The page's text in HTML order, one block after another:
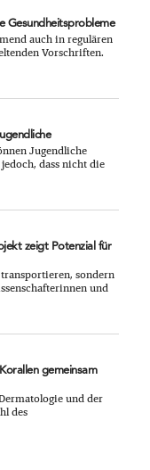
Gesundheitsprobleme
auch in regulären
Vorschriften.
Jugendliche
dass nicht die
zeigt Potenzial für
sondern
und
gemeinsam
und der
des